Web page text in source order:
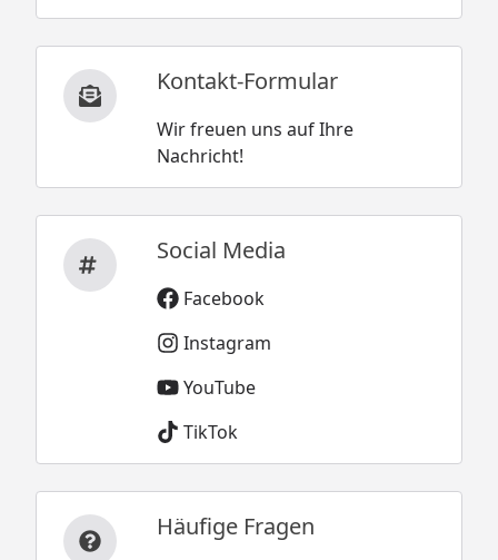
Kontakt-Formular
Wir freuen uns auf Ihre
Nachricht!
Social Media
Facebook
Instagram
YouTube
TikTok
Häufige Fragen